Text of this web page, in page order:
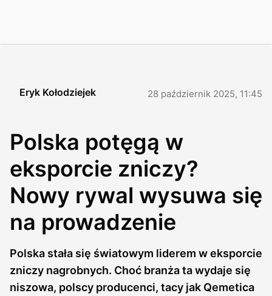
Eryk Kołodziejek 28 październik 2025, 11:45
Polska potęgą w
eksporcie zniczy?
Nowy rywal wysuwa się
na prowadzenie
Polska stała się światowym liderem w eksporcie
zniczy nagrobnych. Choć branża ta wydaje się
niszowa, polscy producenci, tacy jak Qemetica